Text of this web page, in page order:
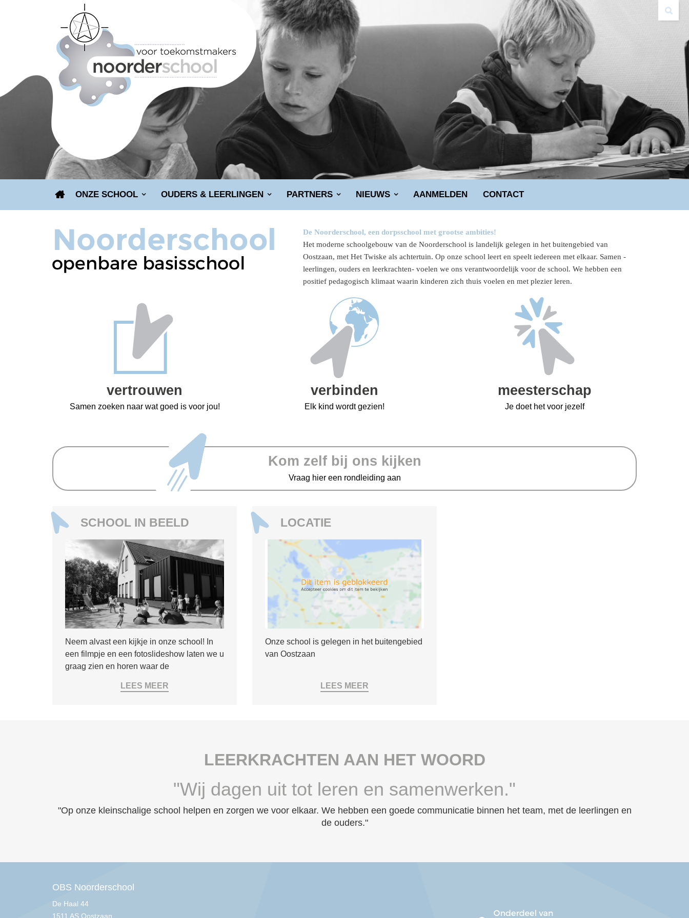
ONZE SCHOOL OUDERS & LEERLINGEN PARTNERS NIEUWS AANMELDEN CONTACT
De Noorderschool, een dorpsschool met grootse ambities!
Het moderne schoolgebouw van de Noorderschool is landelijk gelegen in het buitengebied van
Oostzaan, met Het Twiske als achtertuin. Op onze school leert en speelt iedereen met elkaar. Samen -
leerlingen, ouders en leerkrachten- voelen we ons verantwoordelijk voor de school. We hebben een
positief pedagogisch klimaat waarin kinderen zich thuis voelen en met plezier leren.
vertrouwen
Samen zoeken naar wat goed is voor jou!
verbinden
Elk kind wordt gezien!
meesterschap
Je doet het voor jezelf
Kom zelf bij ons kijken
Vraag hier een rondleiding aan
SCHOOL IN BEELD
Neem alvast een kijkje in onze school! In
een filmpje en een fotoslideshow laten we u
graag zien en horen waar de
LEES MEER
LOCATIE
Onze school is gelegen in het buitengebied
van Oostzaan
LEES MEER
LEERKRACHTEN AAN HET WOORD
"Wij dagen uit tot leren en samenwerken."
"Op onze kleinschalige school helpen en zorgen we voor elkaar. We hebben een goede communicatie binnen het team, met de leerlingen en
de ouders."
OBS Noorderschool
De Haal 44
1511 AS Oostzaan